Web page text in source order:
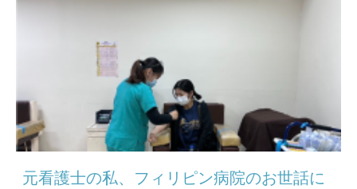
元看護士の私、フィリピン病院のお世話に